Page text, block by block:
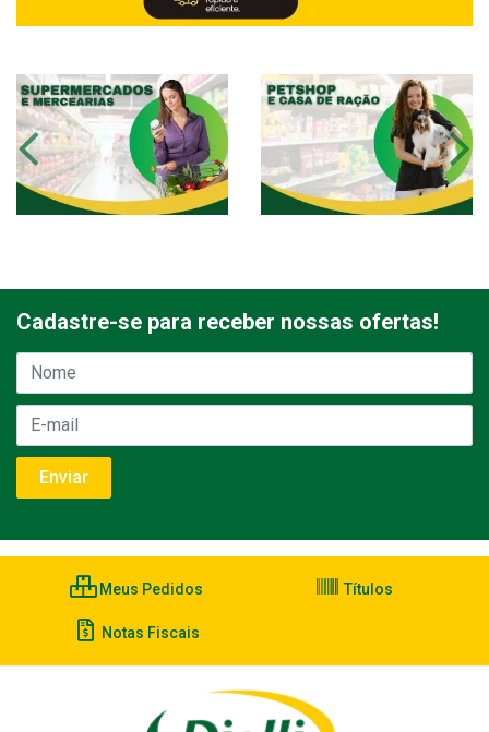
Cadastre-se para receber nossas ofertas!
Meus Pedidos Títulos
Notas Fiscais